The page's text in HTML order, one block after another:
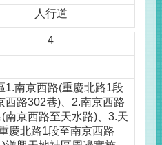
人行道
4
1.南京西路(重慶北路1段
西路302巷)、2.南京西路
南京西路至天水路)、3.天
慶北路1段至南京西路